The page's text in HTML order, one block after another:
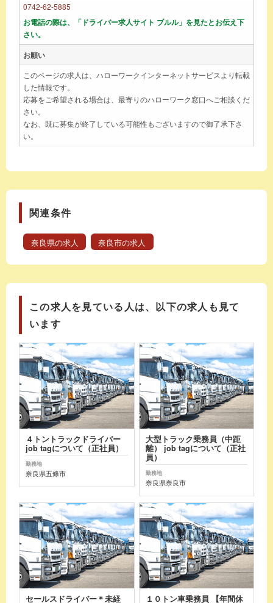
0742-62-5885
お電話の際は、「ドライバー求人サイト ブルル」を見たとお伝え下
さい。
お願い
このページの求人は、ハローワークインターネットサービスより転載
した情報です。
応募をご希望される場合は、最寄りのハローワーク窓口へご相談くだ
さい。
なお、既に募集が終了している可能性もございますので御了承下さ
い。
関連条件
奈良県の求人 奈良市の求人
この求人を見ている人は、以下の求人も見て
います
４トントラックドライバー
job tagについて（正社員）
勤務地
奈良県五條市
大型トラック乗務員（中距
離） job tagについて（正社
員）
勤務地
奈良県奈良市
セールスドライバー＊未経
１０トン車乗務員 【年間休